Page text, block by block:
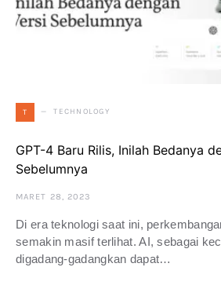
T TECHNOLOGY
GPT-4 Baru Rilis, Inilah Bedanya
Sebelumnya
MARET 28, 2023
Di era teknologi saat ini,
semakin masif terlihat. AI, sebagai
digadang-gadangkan dapat…